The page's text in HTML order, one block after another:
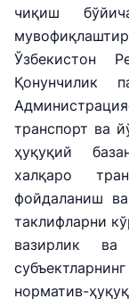
чиқиш
Ўзбекистон
Қонунчилик
транспорт ва
ҳуқуқий
халқаро
фойдаланиш
таклифларни
вазирлик
норматив-